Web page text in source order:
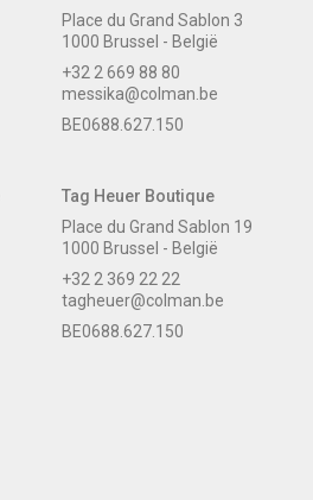
Place du Grand Sablon 3
1000 Brussel - België
+32 2 669 88 80
messika@colman.be
BE0688.627.150
Tag Heuer Boutique
Place du Grand Sablon 19
1000 Brussel - België
+32 2 369 22 22
tagheuer@colman.be
BE0688.627.150